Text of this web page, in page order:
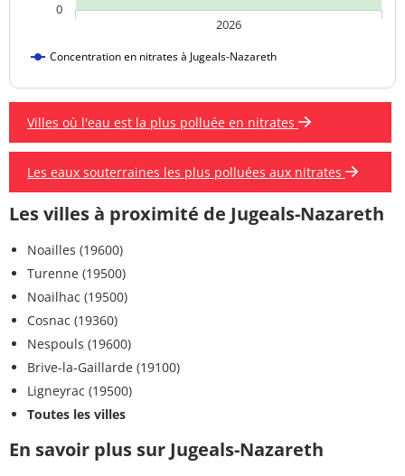
Concentration en nitrates à Jugeals-Nazareth
2026
0
Villes où l'eau est la plus polluée en nitrates
Les eaux souterraines les plus polluées aux nitrates
Les villes à proximité de Jugeals-Nazareth
Noailles (19600)
Turenne (19500)
Noailhac (19500)
Cosnac (19360)
Nespouls (19600)
Brive-la-Gaillarde (19100)
Ligneyrac (19500)
Toutes les villes
En savoir plus sur Jugeals-Nazareth